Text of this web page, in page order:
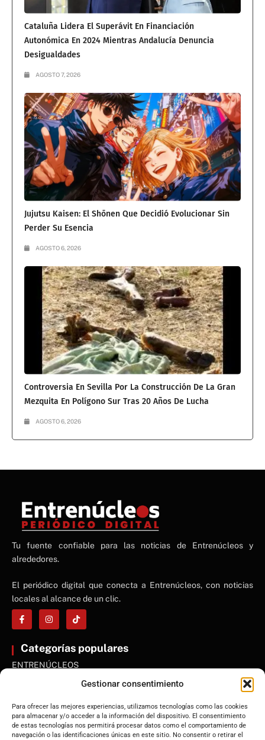
Gestionar consentimiento
Para ofrecer las mejores experiencias, utilizamos tecnologías como las cookies
para almacenar y/o acceder a la información del dispositivo. El consentimiento
de estas tecnologías nos permitirá procesar datos como el comportamiento de
navegación o las identificaciones únicas en este sitio. No consentir o retirar el
Cataluña Lidera El Superávit En Financiación
Autonómica En 2024 Mientras Andalucía Denuncia
Desigualdades
AGOSTO 7, 2026
Jujutsu Kaisen: El Shōnen Que Decidió Evolucionar Sin
Perder Su Esencia
AGOSTO 6, 2026
Controversia En Sevilla Por La Construcción De La Gran
Mezquita En Polígono Sur Tras 20 Años De Lucha
AGOSTO 6, 2026
NE
NEWS ELEMENTOR
Tu fuente confiable para las noticias de Entrenúcleos y
alrededores.
El periódico digital que conecta a Entrenúcleos, con noticias
locales al alcance de un clic.
Categorías populares
ENTRENÚCLEOS
Andalucía
Internacional